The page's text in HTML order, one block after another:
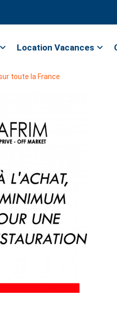
Location Vacances
sur toute la France